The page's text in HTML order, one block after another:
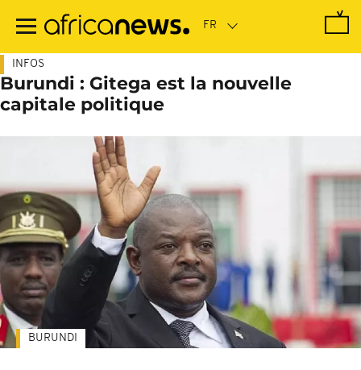
contenu
INFOS
Burundi : Gitega est la nouvelle
capitale politique
BURUNDI